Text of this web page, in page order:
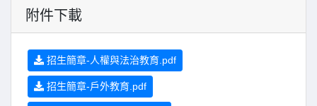
附件下載
招生簡章-人權與法治教育.pdf
招生簡章-戶外教育.pdf